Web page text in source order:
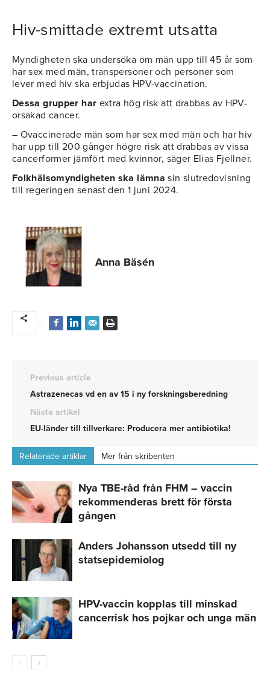
Hiv-smittade extremt utsatta
Myndigheten ska undersöka om män upp till 45 år som
har sex med män, transpersoner och personer som
lever med hiv ska erbjudas HPV-vaccination.
Dessa grupper har extra hög risk att drabbas av HPV-
orsakad cancer.
– Ovaccinerade män som har sex med män och har hiv
har upp till 200 gånger högre risk att drabbas av vissa
cancerformer jämfört med kvinnor, säger Elias Fjellner.
Folkhälsomyndigheten ska lämna sin slutredovisning
till regeringen senast den 1 juni 2024.
Anna Bäsén
Previous article
Astrazenecas vd en av 15 i ny forskningsberedning
Nästa artikel
EU-länder till tillverkare: Producera mer antibiotika!
Relaterade artiklar Mer från skribenten
Nya TBE-råd från FHM – vaccin
rekommenderas brett för första
gången
Anders Johansson utsedd till ny
statsepidemiolog
HPV-vaccin kopplas till minskad
cancerrisk hos pojkar och unga män